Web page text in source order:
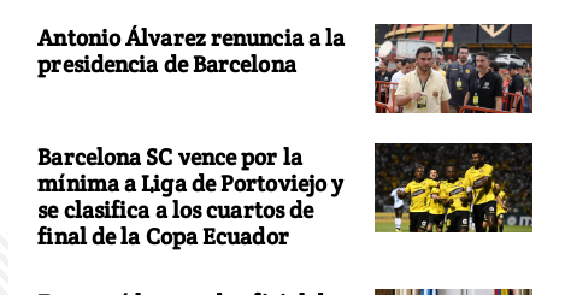
Antonio Álvarez renuncia a la
presidencia de Barcelona
Barcelona SC vence por la
mínima a Liga de Portoviejo y
se clasifica a los cuartos de
final de la Copa Ecuador